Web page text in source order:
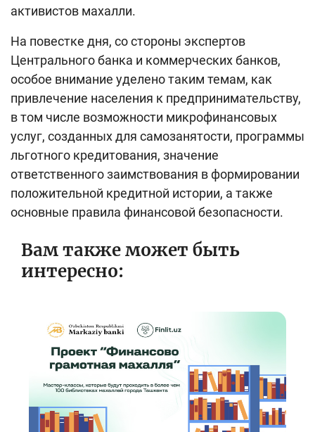
активистов махалли.
На повестке дня, со стороны экспертов
Центрального банка и коммерческих банков,
особое внимание уделено таким темам, как
привлечение населения к предпринимательству,
в том числе возможности микрофинансовых
услуг, созданных для самозанятости, программы
льготного кредитования, значение
ответственного заимствования в формировании
положительной кредитной истории, а также
основные правила финансовой безопасности.
Вам также может быть
интересно: